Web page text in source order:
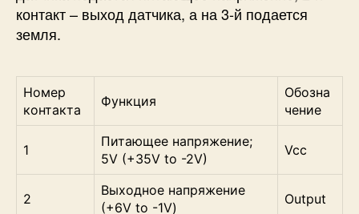
контакт – выход датчика, а на 3-й подается
земля.
Номер
контакта
Функция
Обозна
чение
1
Питающее напряжение;
5V (+35V to -2V)
Vcc
2
Выходное напряжение
(+6V to -1V)
Output